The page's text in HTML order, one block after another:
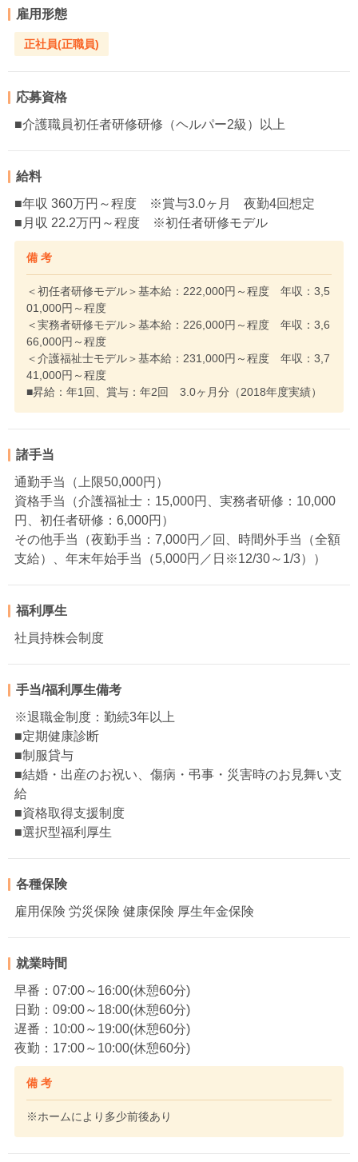
雇用形態
正社員(正職員)
応募資格
■介護職員初任者研修研修（ヘルパー2級）以上
給料
■年収 360万円～程度 ※賞与3.0ヶ月 夜勤4回想定
■月収 22.2万円～程度 ※初任者研修モデル
備 考
＜初任者研修モデル＞基本給：222,000円～程度 年収：3,5
01,000円～程度
＜実務者研修モデル＞基本給：226,000円～程度 年収：3,6
66,000円～程度
＜介護福祉士モデル＞基本給：231,000円～程度 年収：3,7
41,000円～程度
■昇給：年1回、賞与：年2回 3.0ヶ月分（2018年度実績）
諸手当
通勤手当（上限50,000円）
資格手当（介護福祉士：15,000円、実務者研修：10,000
円、初任者研修：6,000円）
その他手当（夜勤手当：7,000円／回、時間外手当（全額
支給）、年末年始手当（5,000円／日※12/30～1/3））
福利厚生
社員持株会制度
手当/福利厚生備考
※退職金制度：勤続3年以上
■定期健康診断
■制服貸与
■結婚・出産のお祝い、傷病・弔事・災害時のお見舞い支
給
■資格取得支援制度
■選択型福利厚生
各種保険
雇用保険 労災保険 健康保険 厚生年金保険
就業時間
早番：07:00～16:00(休憩60分)
日勤：09:00～18:00(休憩60分)
遅番：10:00～19:00(休憩60分)
夜勤：17:00～10:00(休憩60分)
備 考
※ホームにより多少前後あり